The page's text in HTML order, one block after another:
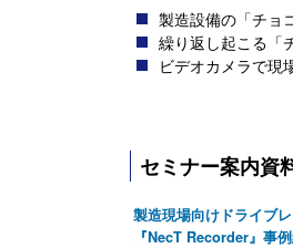
製造設備の「チョ
繰り返し起こる「
ビデオカメラで現
セミナー案内資
製造現場向けドライブ
『NecT Recorder』事